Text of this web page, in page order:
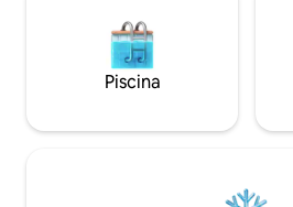
Piscina